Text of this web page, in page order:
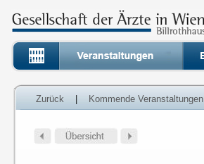
Zurück Kommende Veranstaltungen